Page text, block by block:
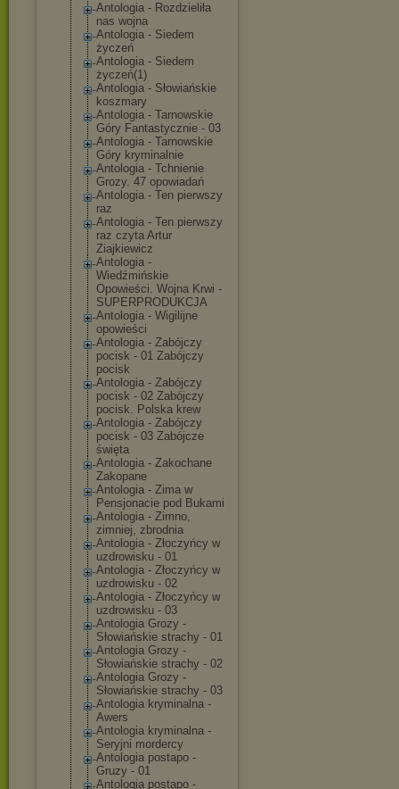
Antologia - Rozdzieliła
nas wojna
Antologia - Siedem
życzeń
Antologia - Siedem
życzeń(1)
Antologia - Słowiańskie
koszmary
Antologia - Tarnowskie
Góry Fantastycznie - 03
Antologia - Tarnowskie
Góry kryminalnie
Antologia - Tchnienie
Grozy. 47 opowiadań
Antologia - Ten pierwszy
raz
Antologia - Ten pierwszy
raz czyta Artur
Ziajkiewicz
Antologia -
Wiedźmińskie
Opowieści. Wojna Krwi -
SUPERPRODUKCJA
Antologia - Wigilijne
opowieści
Antologia - Zabójczy
pocisk - 01 Zabójczy
pocisk
Antologia - Zabójczy
pocisk - 02 Zabójczy
pocisk. Polska krew
Antologia - Zabójczy
pocisk - 03 Zabójcze
święta
Antologia - Zakochane
Zakopane
Antologia - Zima w
Pensjonacie pod Bukami
Antologia - Zimno,
zimniej, zbrodnia
Antologia - Złoczyńcy w
uzdrowisku - 01
Antologia - Złoczyńcy w
uzdrowisku - 02
Antologia - Złoczyńcy w
uzdrowisku - 03
Antologia Grozy -
Słowiańskie strachy - 01
Antologia Grozy -
Słowiańskie strachy - 02
Antologia Grozy -
Słowiańskie strachy - 03
Antologia kryminalna -
Awers
Antologia kryminalna -
Seryjni mordercy
Antologia postapo -
Gruzy - 01
Antologia postapo -